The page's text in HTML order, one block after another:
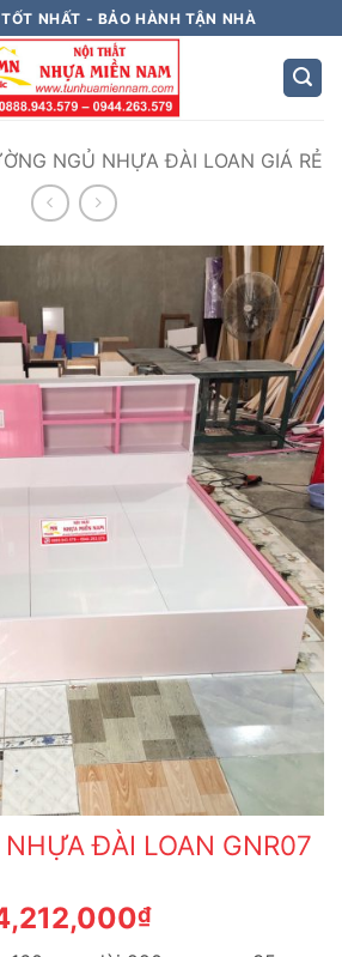
NHẤT - BẢO HÀNH TẬN NHÀ
NGỦ NHỰA ĐÀI LOAN GIÁ RẺ
ĐÀI LOAN GNR07
gốc
₫Giá
hiện